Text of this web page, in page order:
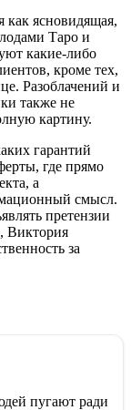
как ясновидящая,
Таро и
какие-либо
кроме тех,
Разоблачений и
также не
картину.
гарантий
где прямо
а
смысл.
претензии
Виктория
за
пугают ради